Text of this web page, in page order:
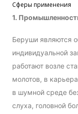
Сферы применения
1.
Беруши являются
индивидуальной
работают возле
молотов, в
в шумной среде
слуха, головной